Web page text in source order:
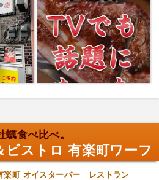
食べ比べ。
ビストロ 有楽町ワーフ
楽町 オイスターバー レストラン